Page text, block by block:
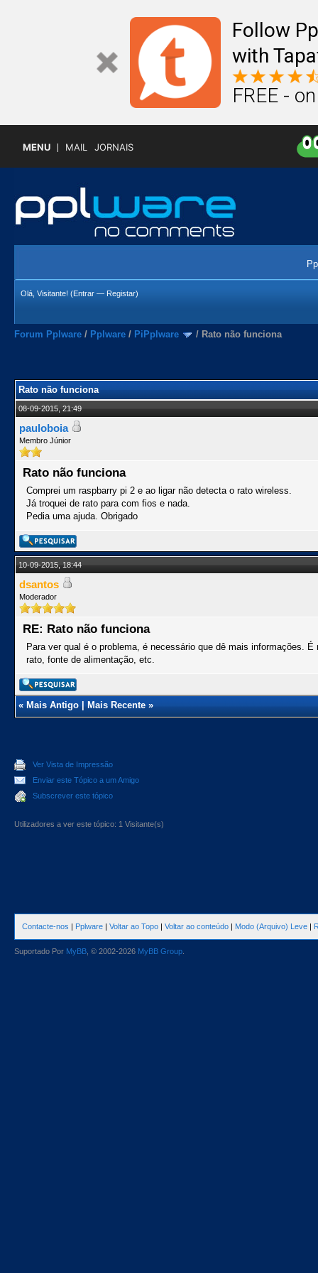
Follow
with
FREE -
MENU MAIL JORNAIS
Olá, Visitante! (Entrar — Registar)
Forum Pplware / Pplware / PiPplware / Rato não funciona
Rato não funciona
08-09-2015, 21:49
pauloboia
Membro Júnior
Rato não funciona
Comprei um raspbarry pi 2 e ao ligar não detecta o rato wireless.
Já troquei de rato para com fios e nada.
Pedia uma ajuda. Obrigado
10-09-2015, 18:44
dsantos
Moderador
RE: Rato não funciona
Para ver qual é o problema, é necessário que dê mais informações.
rato, fonte de alimentação, etc.
«Mais Antigo|Mais Recente»
Ver Vista de Impressão
Enviar este Tópico a um Amigo
Subscrever este tópico
Utilizadores a ver este tópico: 1 Visitante(s)
Contacte-nos | Pplware | Voltar ao Topo | Voltar ao conteúdo | Modo (Arquivo) Leve |
Suportado Por MyBB , © 2002-2026 MyBB Group